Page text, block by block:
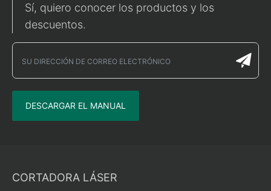
Sí, quiero conocer los productos y los
descuentos.
DESCARGAR EL MANUAL
CORTADORA LÁSER